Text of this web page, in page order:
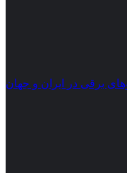
برقی در ایران و جهان